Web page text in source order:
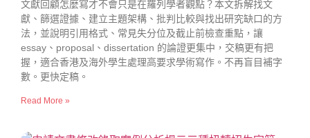
文獻回顧怎麼寫才不會只是在羅列學者觀點？本文拆解找文
獻、篩選證據、建立主題架構、批判比較與找出研究缺口的方
法，並說明引用格式、常見失分位及截止前檢查重點，讓
essay、proposal、dissertation 的論證更集中，交稿更有把
握，適合香港及海外學生處理高要求學術寫作。不再盲目補字
數。更快定稿。
Read More »